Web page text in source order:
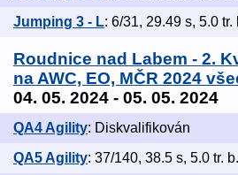
Jumping 3 - L: 6/31, 29.49 s, 5.0 tr.
Roudnice nad Labem - 2.
na AWC, EO, MČR 2024
04. 05. 2024 - 05. 05. 2024
QA4 Agility: Diskvalifikován
QA5 Agility: 37/140, 38.5 s, 5.0 tr.